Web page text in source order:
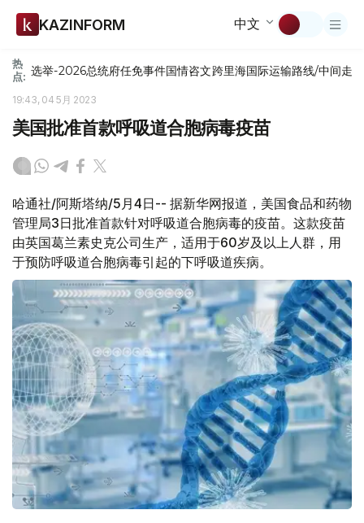
KAZINFORM 中文
热
点: 选举-2026总统府任免事件国情咨文跨里海国际运输路线/中间走廊
19:43, 04 5月 2023
美国批准首款呼吸道合胞病毒疫苗
哈通社/阿斯塔纳/5月4日-- 据新华网报道，美国食品和药物
管理局3日批准首款针对呼吸道合胞病毒的疫苗。这款疫苗
由英国葛兰素史克公司生产，适用于60岁及以上人群，用
于预防呼吸道合胞病毒引起的下呼吸道疾病。